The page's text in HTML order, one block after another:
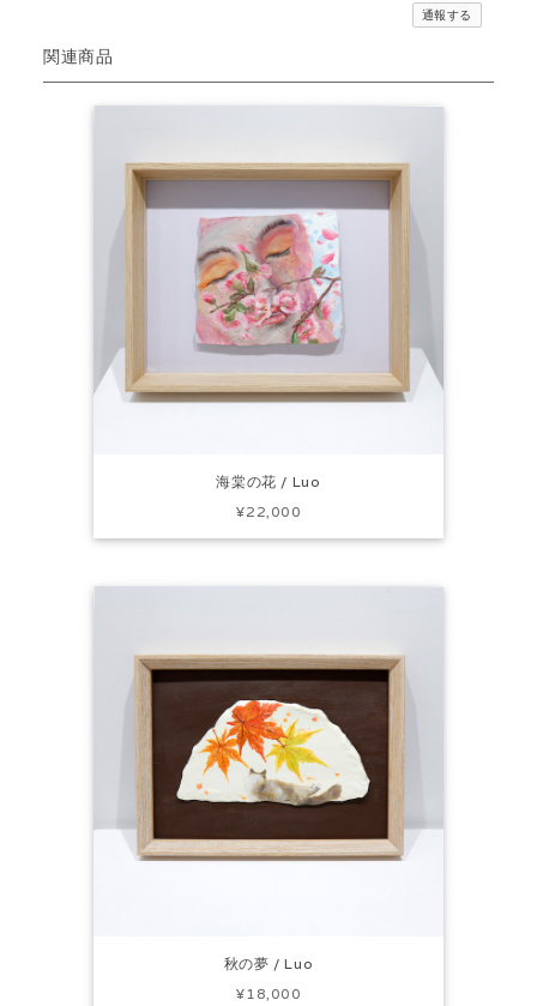
通報する
関連商品
海棠の花 / Luo
¥22,000
秋の夢 / Luo
¥18,000